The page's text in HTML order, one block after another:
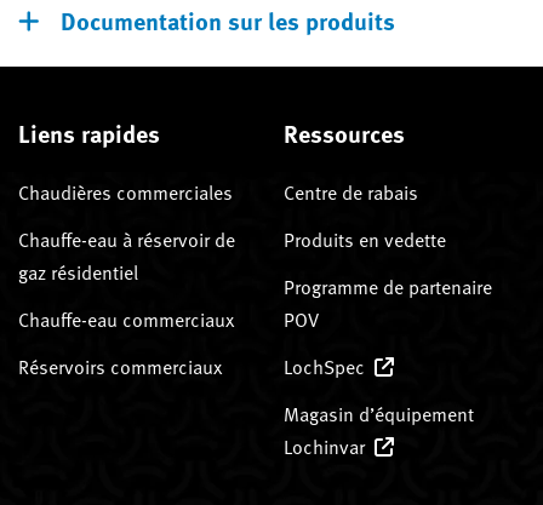
Documentation sur les produits
Liens rapides
Chaudières commerciales
Chauffe-eau à réservoir de
gaz résidentiel
Chauffe-eau commerciaux
Réservoirs commerciaux
Ressources
Centre de rabais
Produits en vedette
Programme de partenaire
POV
LochSpec
Magasin d’équipement
Lochinvar